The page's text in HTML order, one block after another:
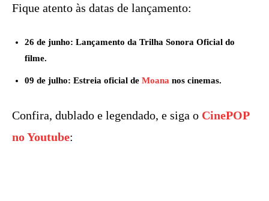
Fique atento às datas de lançamento:
26 de junho: Lançamento da Trilha Sonora Oficial do
filme.
09 de julho: Estreia oficial de Moana nos cinemas.
Confira, dublado e legendado, e siga o CinePOP
no Youtube: